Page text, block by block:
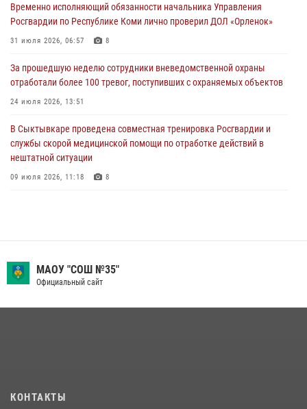
31 июля 2026, 06:57 8
В Усинске росгвардейцы оперативно отработали план «Квартал»
В Санкт-Петербурге прошел окружной этап ежегодного
Всероссийского конкурса профессионального мастерства среди
28 июля 2026, 15:09 12
Временно исполняющий обязанности начальника Управления
Росгвардии по Республике Коми лично проверил ДОЛ «Орленок»
31 июля 2026, 06:57 8
За прошедшую неделю сотрудники вневедомственной охраны
отработали более 100 тревог, поступивших с охраняемых объектов
24 июля 2026, 13:51
В Сыктывкаре проведена совместная тренировка Росгвардии и
службы скорой медицинской помощи по отработке действий в
нештатной ситуации
09 июля 2026, 11:18 8
В Коми росгвардейцы обеспечивают правопорядок всероссийского
фестиваля воздухоплавания «ЖИВОЙ ВОЗДУХ»
В Усть-Вымском районе росгвардейцы задержала необычного
МАОУ "СОШ №35"
Официальный сайт
КОНТАКТЫ